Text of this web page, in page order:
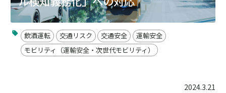
飲酒運転 交通リスク 交通安全
運輸安全
モビリティ（運輸安全・次世代モビリティ）
2024.3.21